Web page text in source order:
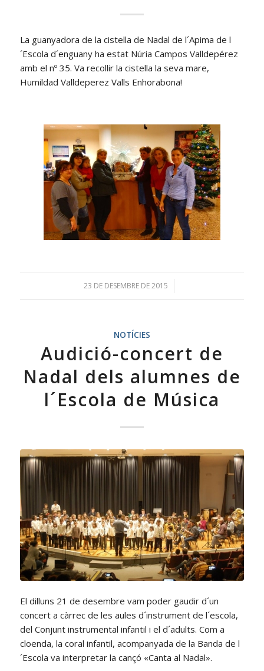
La guanyadora de la cistella de Nadal de l´Apima de l
´Escola d´enguany ha estat Núria Campos Valldepérez
amb el nº 35. Va recollir la cistella la seva mare,
Humildad Valldeperez Valls Enhorabona!
23 DE DESEMBRE DE 2015
/
NOTÍCIES
Audició-concert de
Nadal dels alumnes de
l´Escola de Música
El dilluns 21 de desembre vam poder gaudir d´un
concert a càrrec de les aules d´instrument de l´escola,
del Conjunt instrumental infantil i el d´adults. Com a
cloenda, la coral infantil, acompanyada de la Banda de l
´Escola va interpretar la cançó «Canta al Nadal».